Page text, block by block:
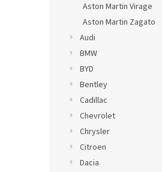
Aston Martin Virage
Aston Martin Zagato
Audi
BMW
BYD
Bentley
Cadillac
Chevrolet
Chrysler
Citroen
Dacia